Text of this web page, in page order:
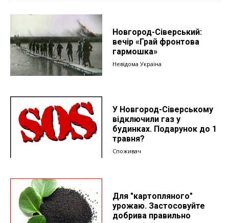
Новгород-Сіверський:
вечір «Грай фронтова
гармошка»
Невідома Україна
У Новгород-Сіверському
відключили газ у
будинках. Подарунок до 1
травня?
Споживач
Для "картопляного"
урожаю. Застосовуйте
добрива правильно